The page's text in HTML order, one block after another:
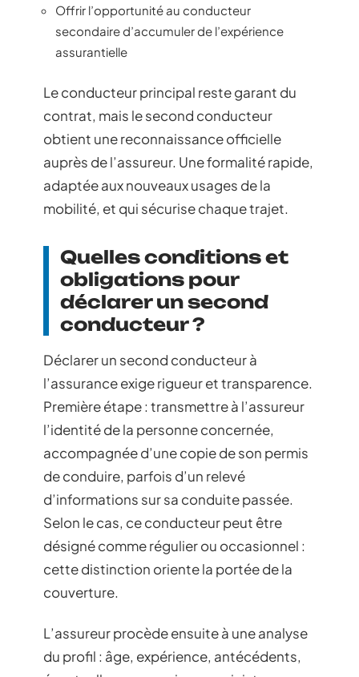
Offrir l’opportunité au conducteur
secondaire d’accumuler de l’expérience
assurantielle
Le conducteur principal reste garant du
contrat, mais le second conducteur
obtient une reconnaissance officielle
auprès de l’assureur. Une formalité rapide,
adaptée aux nouveaux usages de la
mobilité, et qui sécurise chaque trajet.
Quelles conditions et
obligations pour
déclarer un second
conducteur ?
Déclarer un second conducteur à
l’assurance exige rigueur et transparence.
Première étape : transmettre à l’assureur
l’identité de la personne concernée,
accompagnée d’une copie de son permis
de conduire, parfois d’un relevé
d’informations sur sa conduite passée.
Selon le cas, ce conducteur peut être
désigné comme régulier ou occasionnel :
cette distinction oriente la portée de la
couverture.
L’assureur procède ensuite à une analyse
du profil : âge, expérience, antécédents,